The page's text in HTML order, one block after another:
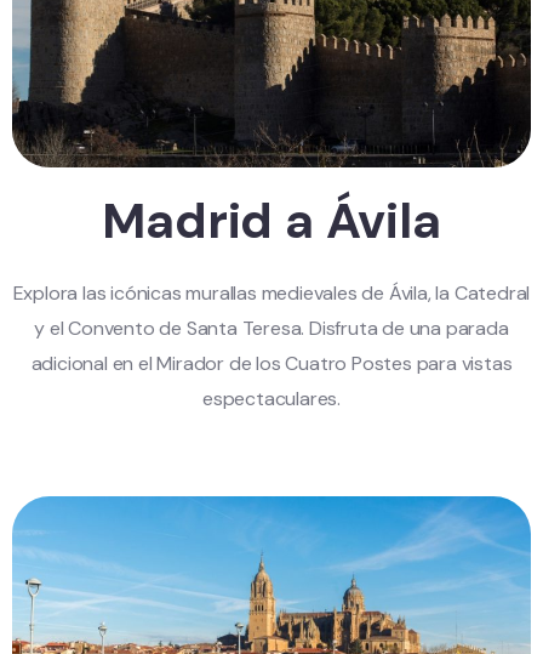
Madrid a Ávila
Explora las icónicas murallas medievales de Ávila, la Catedral
y el Convento de Santa Teresa. Disfruta de una parada
adicional en el Mirador de los Cuatro Postes para vistas
espectaculares.